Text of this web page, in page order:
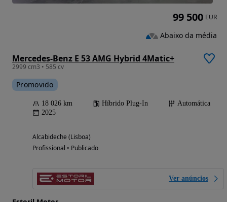
Mercedes-Benz E 53 AMG Hybrid 4Matic+
2999 cm3 • 585 cv
Promovido
18 026 km Híbrido Plug-In
Automática
2025
Alcabideche (Lisboa)
Profissional • Publicado
Ver anúncios
99 500 EUR
Abaixo da média